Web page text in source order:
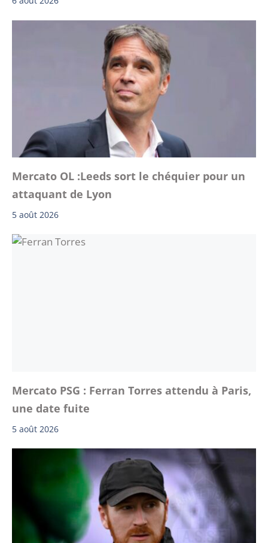
Mercato OL :Leeds sort le chéquier pour un
attaquant de Lyon
5 août 2026
Mercato PSG : Ferran Torres attendu à Paris,
une date fuite
5 août 2026